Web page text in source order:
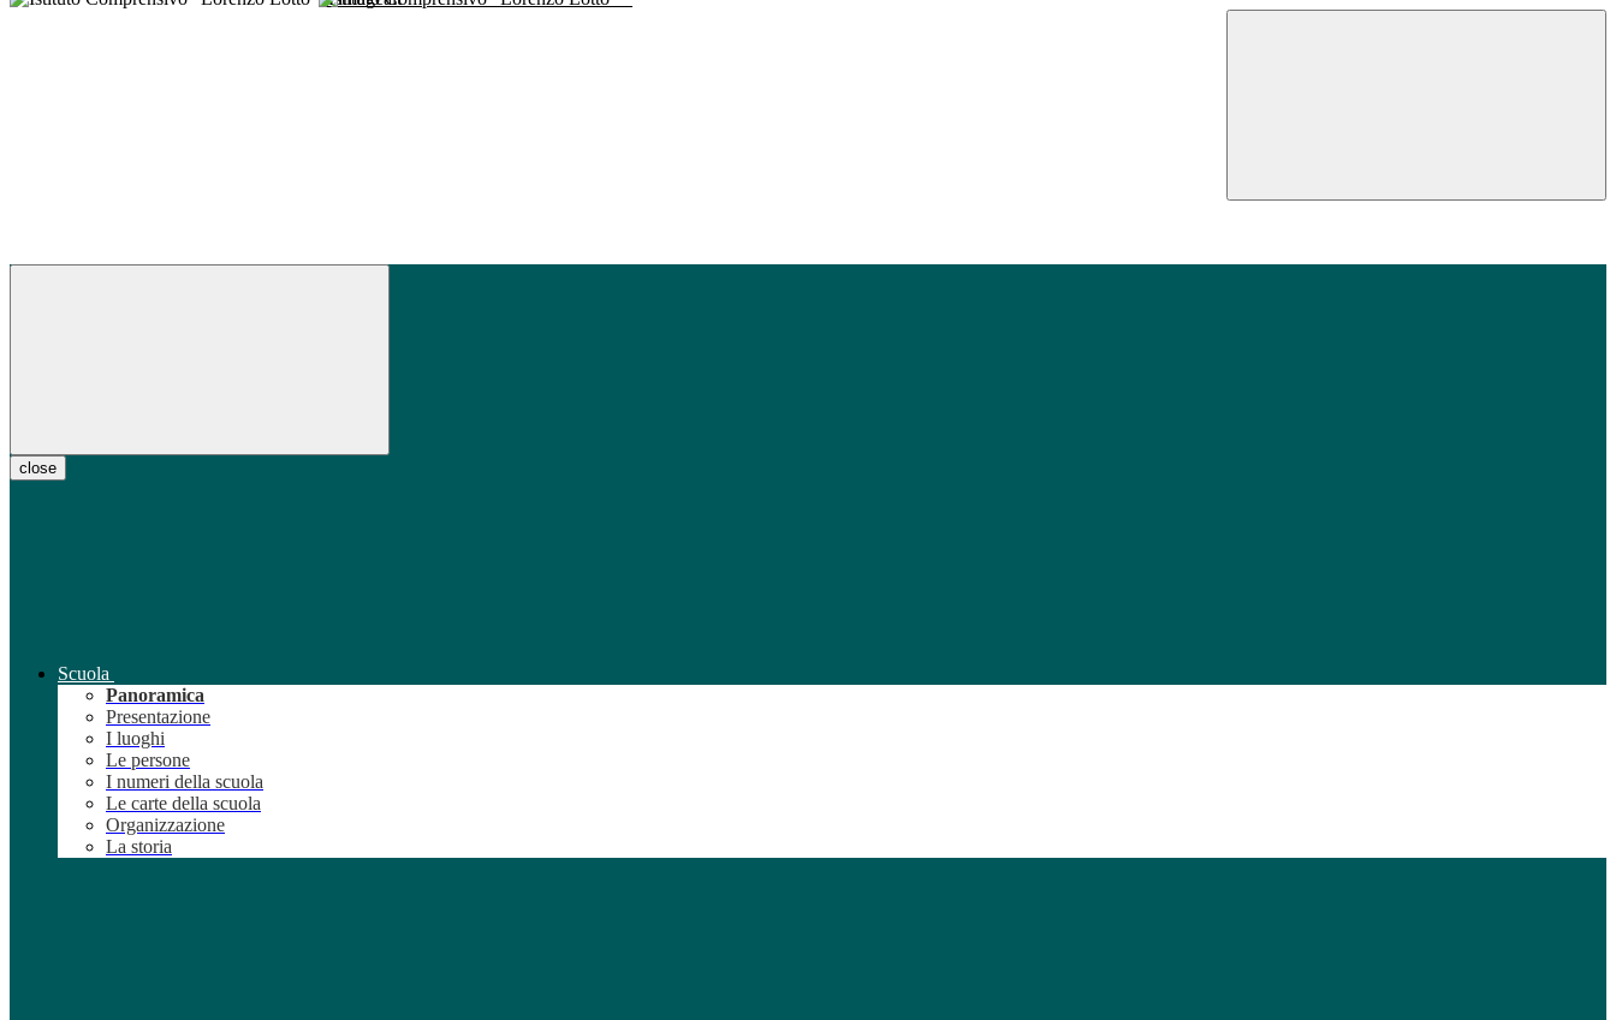
close
Scuola
Panoramica
Presentazione
I luoghi
Le persone
I numeri della scuola
Le carte della scuola
Organizzazione
La storia